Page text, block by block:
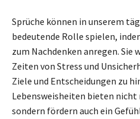
Sprüche können in unserem
bedeutende Rolle spielen,
zum Nachdenken anregen. Sie
Zeiten von Stress und
Ziele und Entscheidungen zu
Lebensweisheiten bieten nicht
sondern fördern auch ein